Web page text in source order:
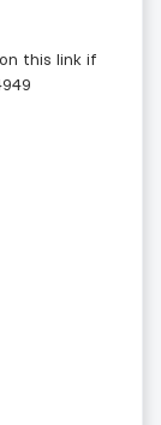
this link if